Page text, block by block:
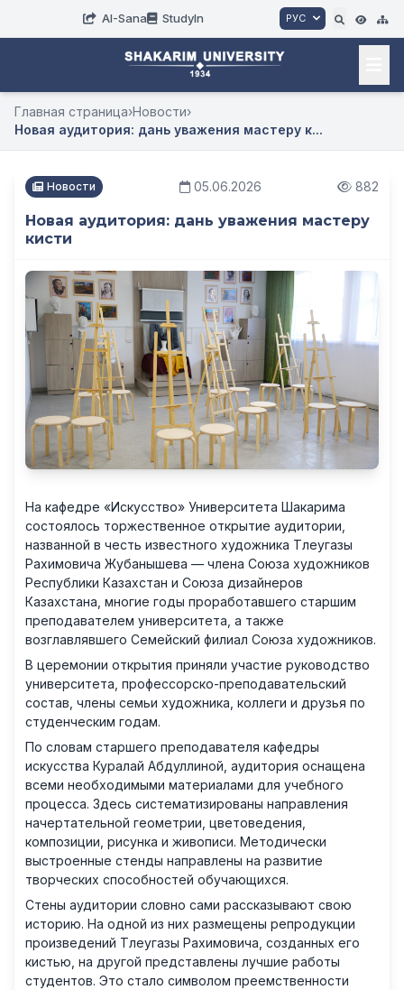
AI-Sana StudyIn РУС
Главная страница›Новости›
Новая аудитория: дань уважения мастеру к...
Новости 05.06.2026 882
Новая аудитория: дань уважения мастеру
кисти
На кафедре «Искусство» Университета Шакарима
состоялось торжественное открытие аудитории,
названной в честь известного художника Тлеугазы
Рахимовича Жубанышева — члена Союза художников
Республики Казахстан и Союза дизайнеров
Казахстана, многие годы проработавшего старшим
преподавателем университета, а также
возглавлявшего Семейский филиал Союза художников.
В церемонии открытия приняли участие руководство
университета, профессорско-преподавательский
состав, члены семьи художника, коллеги и друзья по
студенческим годам.
По словам старшего преподавателя кафедры
искусства Куралай Абдуллиной, аудитория оснащена
всеми необходимыми материалами для учебного
процесса. Здесь систематизированы направления
начертательной геометрии, цветоведения,
композиции, рисунка и живописи. Методически
выстроенные стенды направлены на развитие
творческих способностей обучающихся.
Стены аудитории словно сами рассказывают свою
историю. На одной из них размещены репродукции
произведений Тлеугазы Рахимовича, созданных его
кистью, на другой представлены лучшие работы
студентов. Это стало символом преемственности